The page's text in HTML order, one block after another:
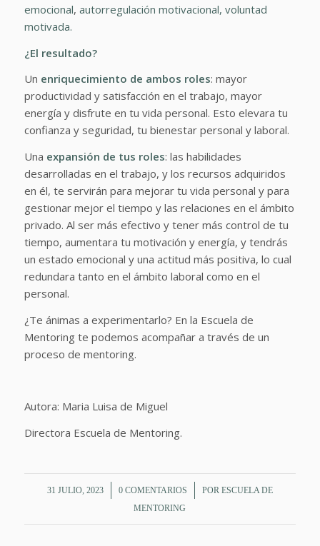
emocional, autorregulación motivacional, voluntad
motivada.
¿El resultado?
Un enriquecimiento de ambos roles: mayor
productividad y satisfacción en el trabajo, mayor
energía y disfrute en tu vida personal. Esto elevara tu
confianza y seguridad, tu bienestar personal y laboral.
Una expansión de tus roles: las habilidades
desarrolladas en el trabajo, y los recursos adquiridos
en él, te servirán para mejorar tu vida personal y para
gestionar mejor el tiempo y las relaciones en el ámbito
privado. Al ser más efectivo y tener más control de tu
tiempo, aumentara tu motivación y energía, y tendrás
un estado emocional y una actitud más positiva, lo cual
redundara tanto en el ámbito laboral como en el
personal.
¿Te ánimas a experimentarlo? En la Escuela de
Mentoring te podemos acompañar a través de un
proceso de mentoring.
Autora: Maria Luisa de Miguel
Directora Escuela de Mentoring.
31 JULIO, 2023
/ 0 COMENTARIOS
/ POR ESCUELA DE
MENTORING